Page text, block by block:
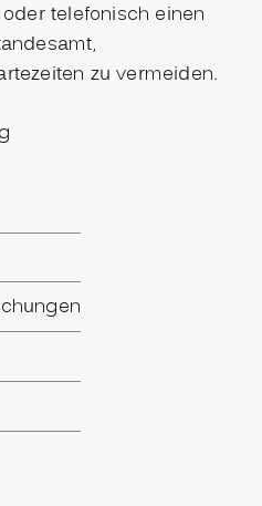
telefonisch einen
zu vermeiden.